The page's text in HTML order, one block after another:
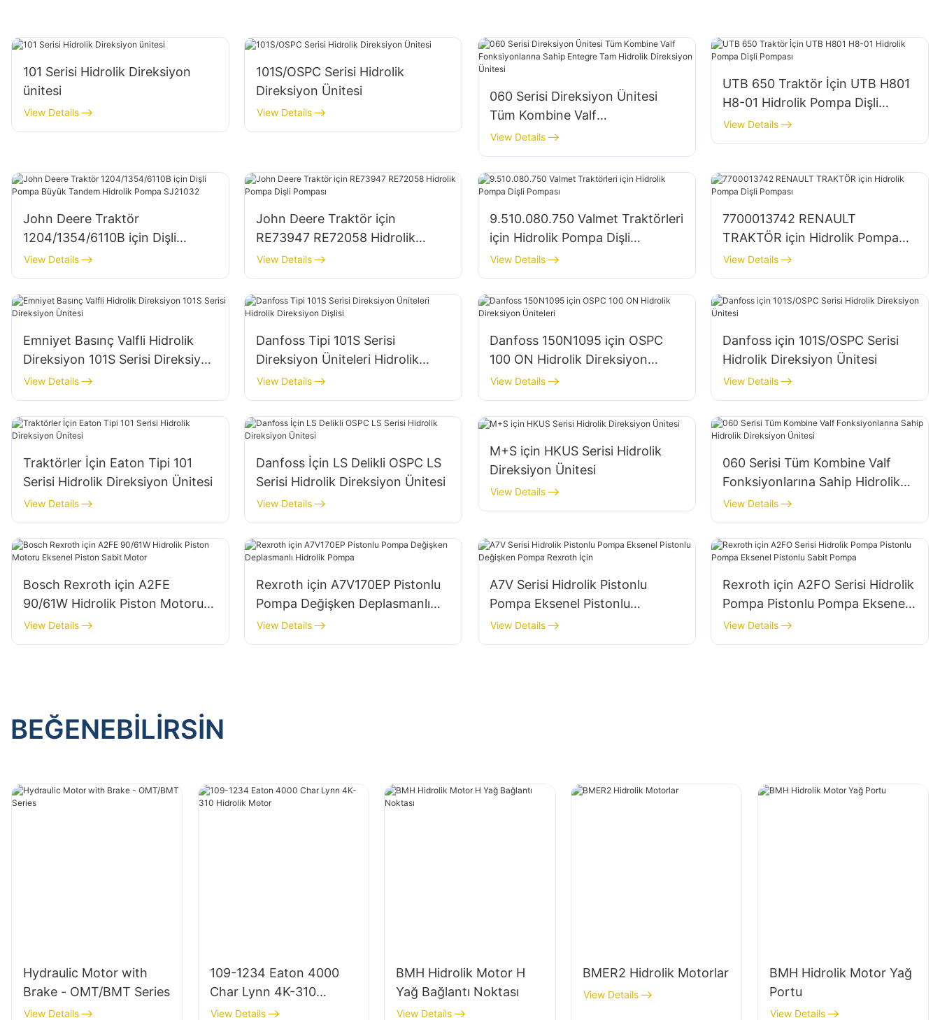
101 Serisi Hidrolik Direksiyon
ünitesi
View Details
101S/OSPC Serisi Hidrolik
Direksiyon Ünitesi
View Details
060 Serisi Direksiyon Ünitesi
Tüm Kombine Valf
Fonksiyonlarına Sahip Entegre
Tam Hidrolik Direksiyon Ünitesi
View Details
UTB 650 Traktör İçin UTB H801
H8-01 Hidrolik Pompa Dişli
Pompası
View Details
John Deere Traktör
1204/1354/6110B için Dişli
Pompa Büyük Tandem Hidrolik
Pompa SJ21032
View Details
John Deere Traktör için
RE73947 RE72058 Hidrolik
Pompa Dişli Pompası
View Details
9.510.080.750 Valmet Traktörleri
için Hidrolik Pompa Dişli
Pompası
View Details
7700013742 RENAULT
TRAKTÖR için Hidrolik Pompa
Dişli Pompası
View Details
Emniyet Basınç Valfli Hidrolik
Direksiyon 101S Serisi Direksiyon
Ünitesi
View Details
Danfoss Tipi 101S Serisi
Direksiyon Üniteleri Hidrolik
Direksiyon Dişlisi
View Details
Danfoss 150N1095 için OSPC
100 ON Hidrolik Direksiyon
Üniteleri
View Details
Danfoss için 101S/OSPC Serisi
Hidrolik Direksiyon Ünitesi
View Details
Traktörler İçin Eaton Tipi 101
Serisi Hidrolik Direksiyon Ünitesi
View Details
Danfoss İçin LS Delikli OSPC LS
Serisi Hidrolik Direksiyon Ünitesi
View Details
M+S için HKUS Serisi Hidrolik
Direksiyon Ünitesi
View Details
060 Serisi Tüm Kombine Valf
Fonksiyonlarına Sahip Hidrolik
Direksiyon Ünitesi
View Details
Bosch Rexroth için A2FE
90/61W Hidrolik Piston Motoru
Eksenel Piston Sabit Motor
View Details
Rexroth için A7V170EP Pistonlu
Pompa Değişken Deplasmanlı
Hidrolik Pompa
View Details
A7V Serisi Hidrolik Pistonlu
Pompa Eksenel Pistonlu
Değişken Pompa Rexroth İçin
View Details
Rexroth için A2FO Serisi Hidrolik
Pompa Pistonlu Pompa Eksenel
Pistonlu Sabit Pompa
View Details
BEĞENEBILIRSIN
Hydraulic Motor with
Brake - OMT/BMT Series
View Details
109-1234 Eaton 4000
Char Lynn 4K-310
Hidrolik Motor
View Details
BMH Hidrolik Motor H
Yağ Bağlantı Noktası
View Details
BMER2 Hidrolik Motorlar
View Details
BMH Hidrolik Motor Yağ
Portu
View Details